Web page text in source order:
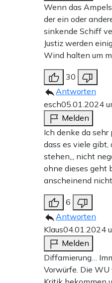
Wenn das
der ein oder
sinkende Schiff
Justiz werden
Wind halten um
30
Antworten
esch05.01.2024
Melden
Ich denke da
dass es viele gibt,
stehen,,, nicht
ohne dieses geht
anscheinend
6
Antworten
Klaus04.01.2024
Melden
Diffamierung…
Vorwürfe. Die